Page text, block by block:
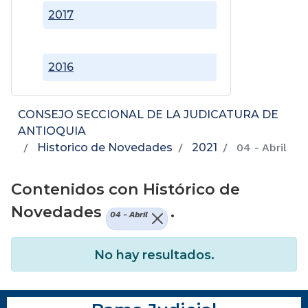
2016
2017
CONSEJO SECCIONAL DE LA JUDICATURA DE
ANTIOQUIA
Historico de Novedades
2021 04 - Abril
Contenidos con Histórico de
Novedades
04 - Abril .
No hay resultados.